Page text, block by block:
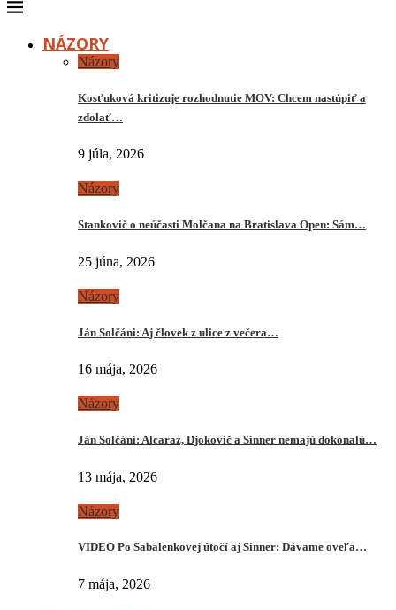
NÁZORY
Názory
Kosťuková kritizuje rozhodnutie MOV: Chcem nastúpiť a
zdolať…
9 júla, 2026
Názory
Stankovič o neúčasti Molčana na Bratislava Open: Sám…
25 júna, 2026
Názory
Ján Solčáni: Aj človek z ulice z večera…
16 mája, 2026
Názory
Ján Solčáni: Alcaraz, Djokovič a Sinner nemajú dokonalú…
13 mája, 2026
Názory
VIDEO Po Sabalenkovej útočí aj Sinner: Dávame oveľa…
7 mája, 2026